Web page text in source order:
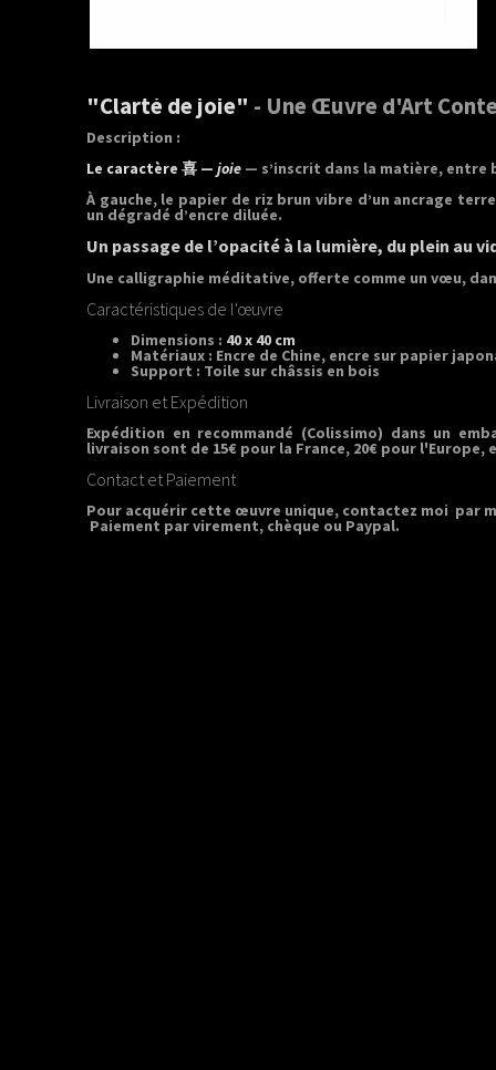
"Clarté de joie" - Une Œuvre d'Art
Description :
Le caractère 喜 — joie — s’inscrit dans la matière,
À gauche, le papier de riz brun vibre d’un ancrage
un dégradé d’encre diluée.
Un passage de l’opacité à la lumière, du plein au
Une calligraphie méditative, offerte comme un vœu,
Caractéristiques de l'œuvre
Dimensions : 40 x 40 cm
Matériaux : Encre de Chine, encre sur papier
Support : Toile sur châssis en bois
Livraison et Expédition
Expédition en recommandé (Colissimo) dans un
livraison sont de 15€ pour la France, 20€ pour l'Europe,
Contact et Paiement
Pour acquérir cette œuvre unique, contactez moi par
Paiement par virement, chèque ou Paypal.